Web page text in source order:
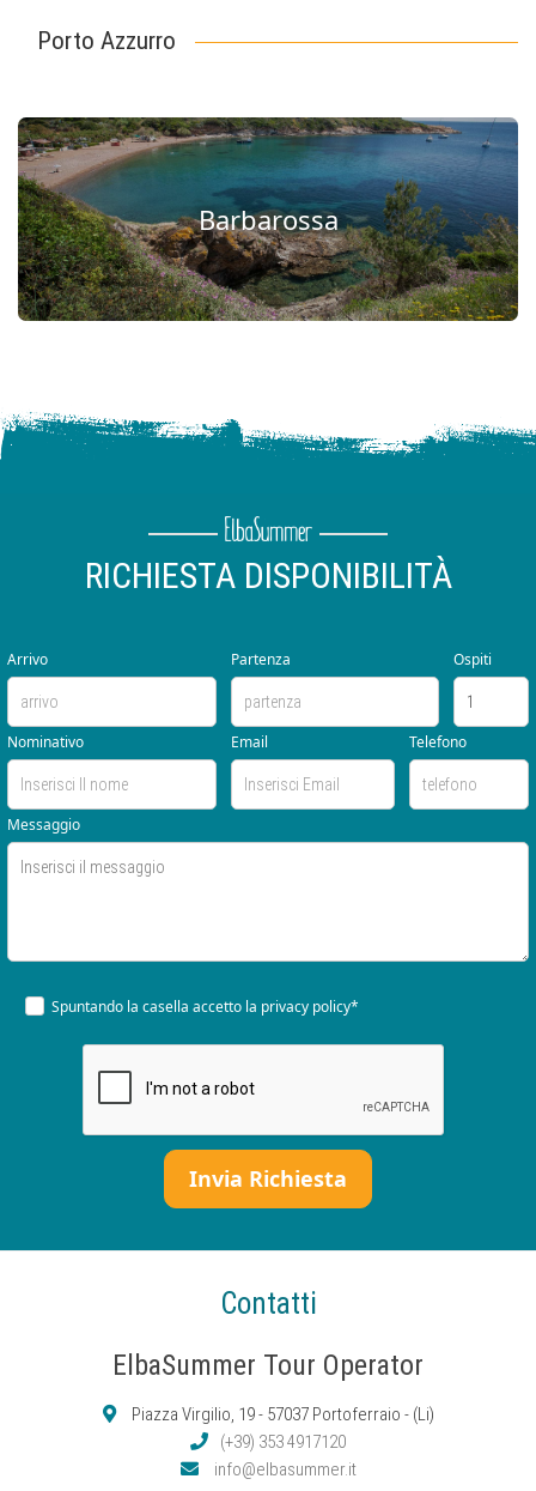
Porto Azzurro
Barbarossa
RICHIESTA DISPONIBILITÀ
Arrivo Partenza Ospiti
Nominativo Email Telefono
Messaggio
Spuntando la casella accetto la privacy policy*
Contatti
ElbaSummer Tour Operator
Piazza Virgilio, 19 - 57037 Portoferraio - (Li)
(+39) 353 4917120
info@elbasummer.it